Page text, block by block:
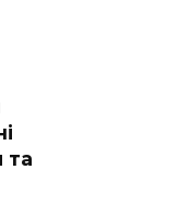
та